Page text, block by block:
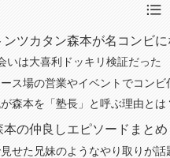
ンツカタン森本が名コンビ
いは大喜利ドッキリ検証だった
ス場の営業やイベントでコン
森本を「塾長」と呼ぶ理由とは
本の仲良しエピソードまとめ
せた兄妹のようなやり取りが話